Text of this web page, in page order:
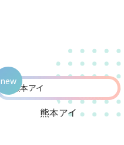
熊本アイ
new